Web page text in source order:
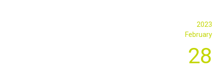
2023
February
28